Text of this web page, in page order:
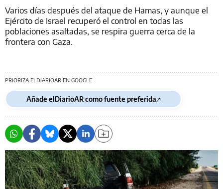
Varios días después del ataque de Hamas, y aunque el
Ejército de Israel recuperó el control en todas las
poblaciones asaltadas, se respira guerra cerca de la
frontera con Gaza.
PRIORIZA ELDIARIOAR EN GOOGLE
Añade elDiarioAR como fuente preferida